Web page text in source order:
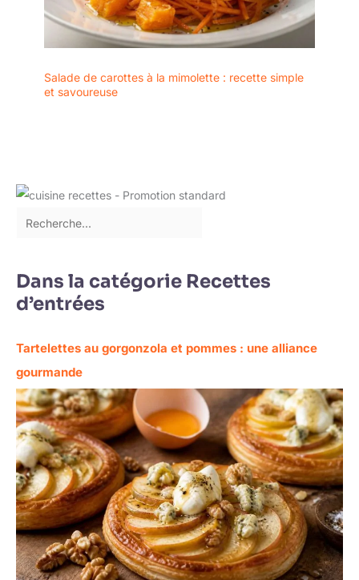
Salade de carottes à la mimolette : recette simple
et savoureuse
Dans la catégorie Recettes
d’entrées
Tartelettes au gorgonzola et pommes : une alliance
gourmande